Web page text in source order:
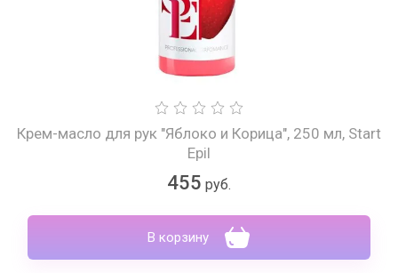
Крем-масло для рук "Яблоко и Корица", 250 мл, Start
Epil
455 руб.
В корзину